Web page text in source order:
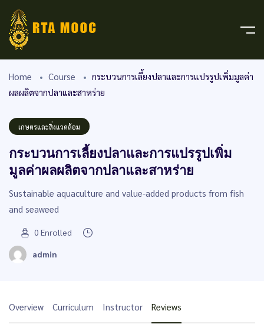
Home Course
กระบวนการเลี้ยงปลาและการแปรรูปเพิ่มมูลค่า
ผลผลิตจากปลาและสาหร่าย
เกษตรและสิ่งแวดล้อม
กระบวนการเลี้ยงปลาและการแปรรูปเพิ่ม
มูลค่าผลผลิตจากปลาและสาหร่าย
Sustainable aquaculture and value-added products from fish
and seaweed
0 Enrolled
admin
Overview Curriculum Instructor Reviews